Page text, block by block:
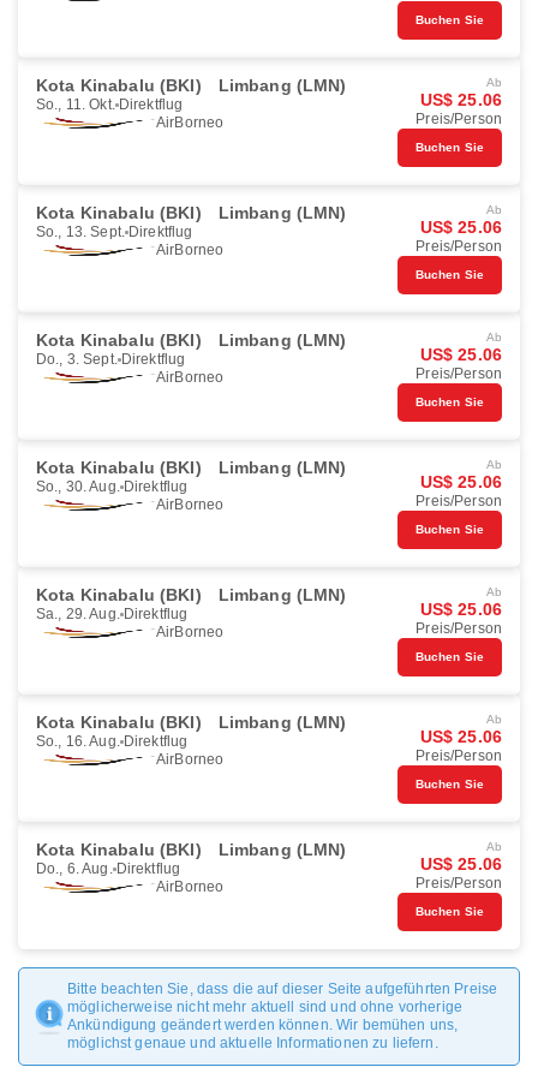
Buchen Sie
Kota Kinabalu (BKI) Limbang (LMN)
So., 11. Okt. Direktflug
AirBorneo
Ab
US$ 25.06
Preis/Person
Buchen Sie
Kota Kinabalu (BKI) Limbang (LMN)
So., 13. Sept. Direktflug
AirBorneo
Ab
US$ 25.06
Preis/Person
Buchen Sie
Kota Kinabalu (BKI) Limbang (LMN)
Do., 3. Sept. Direktflug
AirBorneo
Ab
US$ 25.06
Preis/Person
Buchen Sie
Kota Kinabalu (BKI) Limbang (LMN)
So., 30. Aug. Direktflug
AirBorneo
Ab
US$ 25.06
Preis/Person
Buchen Sie
Kota Kinabalu (BKI) Limbang (LMN)
Sa., 29. Aug. Direktflug
AirBorneo
Ab
US$ 25.06
Preis/Person
Buchen Sie
Kota Kinabalu (BKI) Limbang (LMN)
So., 16. Aug. Direktflug
AirBorneo
Ab
US$ 25.06
Preis/Person
Buchen Sie
Kota Kinabalu (BKI) Limbang (LMN)
Do., 6. Aug. Direktflug
AirBorneo
Ab
US$ 25.06
Preis/Person
Buchen Sie
Bitte beachten Sie, dass die auf dieser Seite aufgeführten Preise
möglicherweise nicht mehr aktuell sind und ohne vorherige
Ankündigung geändert werden können. Wir bemühen uns,
möglichst genaue und aktuelle Informationen zu liefern.